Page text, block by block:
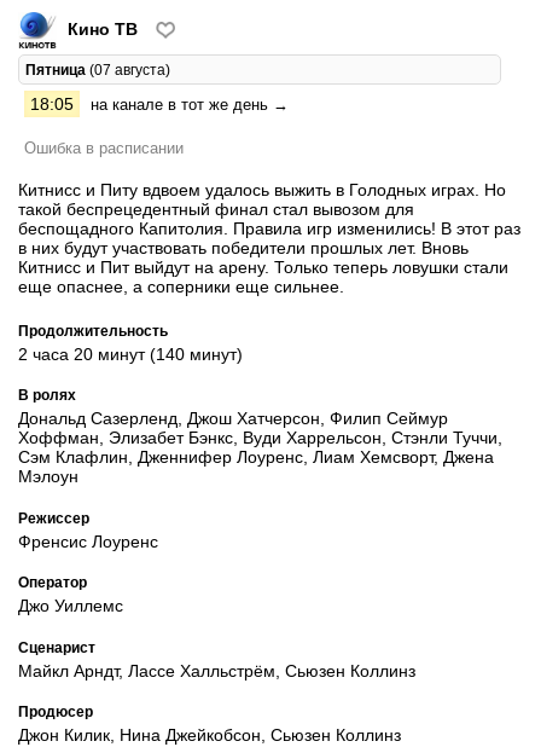
Кино ТВ
Пятница (07 августа)
18:05 на канале в тот же день →
Ошибка в расписании
Китнисс и Питу вдвоем удалось выжить в Голодных играх. Но
такой беспрецедентный финал стал вывозом для
беспощадного Капитолия. Правила игр изменились! В этот раз
в них будут участвовать победители прошлых лет. Вновь
Китнисс и Пит выйдут на арену. Только теперь ловушки стали
еще опаснее, а соперники еще сильнее.
Продолжительность
2 часа 20 минут (140 минут)
В ролях
Дональд Сазерленд, Джош Хатчерсон, Филип Сеймур
Хоффман, Элизабет Бэнкс, Вуди Харрельсон, Стэнли Туччи,
Сэм Клафлин, Дженнифер Лоуренс, Лиам Хемсворт, Джена
Мэлоун
Режиссер
Френсис Лоуренс
Оператор
Джо Уиллемс
Сценарист
Майкл Арндт, Лассе Халльстрём, Сьюзен Коллинз
Продюсер
Джон Килик, Нина Джейкобсон, Сьюзен Коллинз